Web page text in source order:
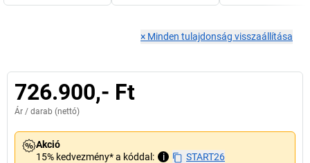
× Minden tulajdonság visszaállítása
726.900,- Ft
Ár / darab (nettó)
Akció
15% kedvezmény* a kóddal:
i START26